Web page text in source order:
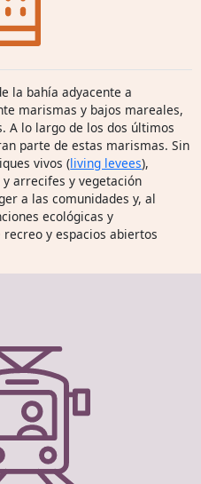
la bahía adyacente a
marismas y bajos mareales,
A lo largo de los dos últimos
parte de estas marismas. Sin
vivos (living levees),
arrecifes y vegetación
a las comunidades y, al
ecológicas y
y espacios abiertos